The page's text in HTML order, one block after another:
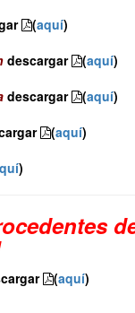
(aquí)
descargar (aquí)
descargar (aquí)
(aquí)
)
(aquí)